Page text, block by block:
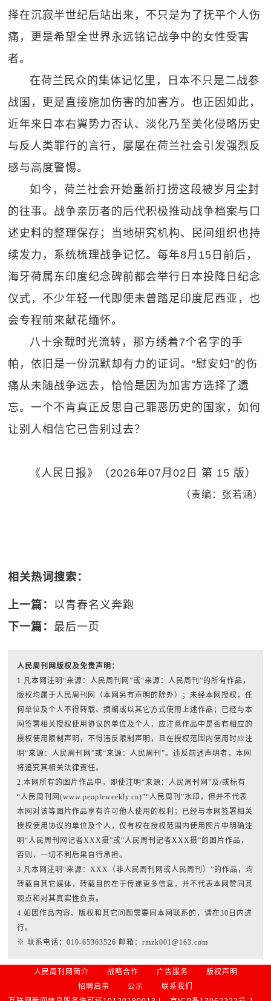
择在沉寂半世纪后站出来，不只是为了抚平个人伤
痛，更是希望全世界永远铭记战争中的女性受害
者。
在荷兰民众的集体记忆里，日本不只是二战参
战国，更是直接施加伤害的加害方。也正因如此，
近年来日本右翼势力否认、淡化乃至美化侵略历史
与反人类罪行的言行，屡屡在荷兰社会引发强烈反
感与高度警惕。
如今，荷兰社会开始重新打捞这段被岁月尘封
的往事。战争亲历者的后代积极推动战争档案与口
述史料的整理保存；当地研究机构、民间组织也持
续发力，系统梳理战争记忆。每年8月15日前后，
海牙荷属东印度纪念碑前都会举行日本投降日纪念
仪式，不少年轻一代即便未曾踏足印度尼西亚，也
会专程前来献花缅怀。
八十余载时光流转，那方绣着7个名字的手
帕，依旧是一份沉默却有力的证词。“慰安妇”的伤
痛从未随战争远去，恰恰是因为加害方选择了遗
忘。一个不肯真正反思自己罪恶历史的国家，如何
让别人相信它已告别过去？
《人民日报》（2026年07月02日 第 15 版）
（责编：张若涵）
相关热词搜索：
上一篇： 以青春名义奔跑
下一篇：最后一页
人民周刊网版权及免责声明：
1.凡本网注明“来源：人民周刊网”或“来源：人民周刊”的所有作品，
版权均属于人民周刊网（本网另有声明的除外）；未经本网授权，任
何单位及个人不得转载、摘编或以其它方式使用上述作品；已经与本
网签署相关授权使用协议的单位及个人，应注意作品中是否有相应的
授权使用限制声明，不得违反限制声明，且在授权范围内使用时应注
明“来源：人民周刊网”或“来源：人民周刊”。违反前述声明者，本网
将追究其相关法律责任。
2.本网所有的图片作品中，即使注明“来源：人民周刊网”及/或标有
“人民周刊网(www.peopleweekly.cn)”“人民周刊”水印，但并不代表
本网对该等图片作品享有许可他人使用的权利；已经与本网签署相关
授权使用协议的单位及个人，仅有权在授权范围内使用图片中明确注
明“人民周刊网记者XXX摄”或“人民周刊记者XXX摄”的图片作品，
否则，一切不利后果自行承担。
3.凡本网注明“来源：XXX（非人民周刊网或人民周刊）”的作品，均
转载自其它媒体，转载目的在于传递更多信息，并不代表本网赞同其
观点和对其真实性负责。
4.如因作品内容、版权和其它问题需要同本网联系的，请在30日内进
行。
※ 联系电话：010-65363526 邮箱：rmzk001@163.com
人民周刊网简介 战略合作 广告服务
版权声明
招聘启事
公示
联系我们